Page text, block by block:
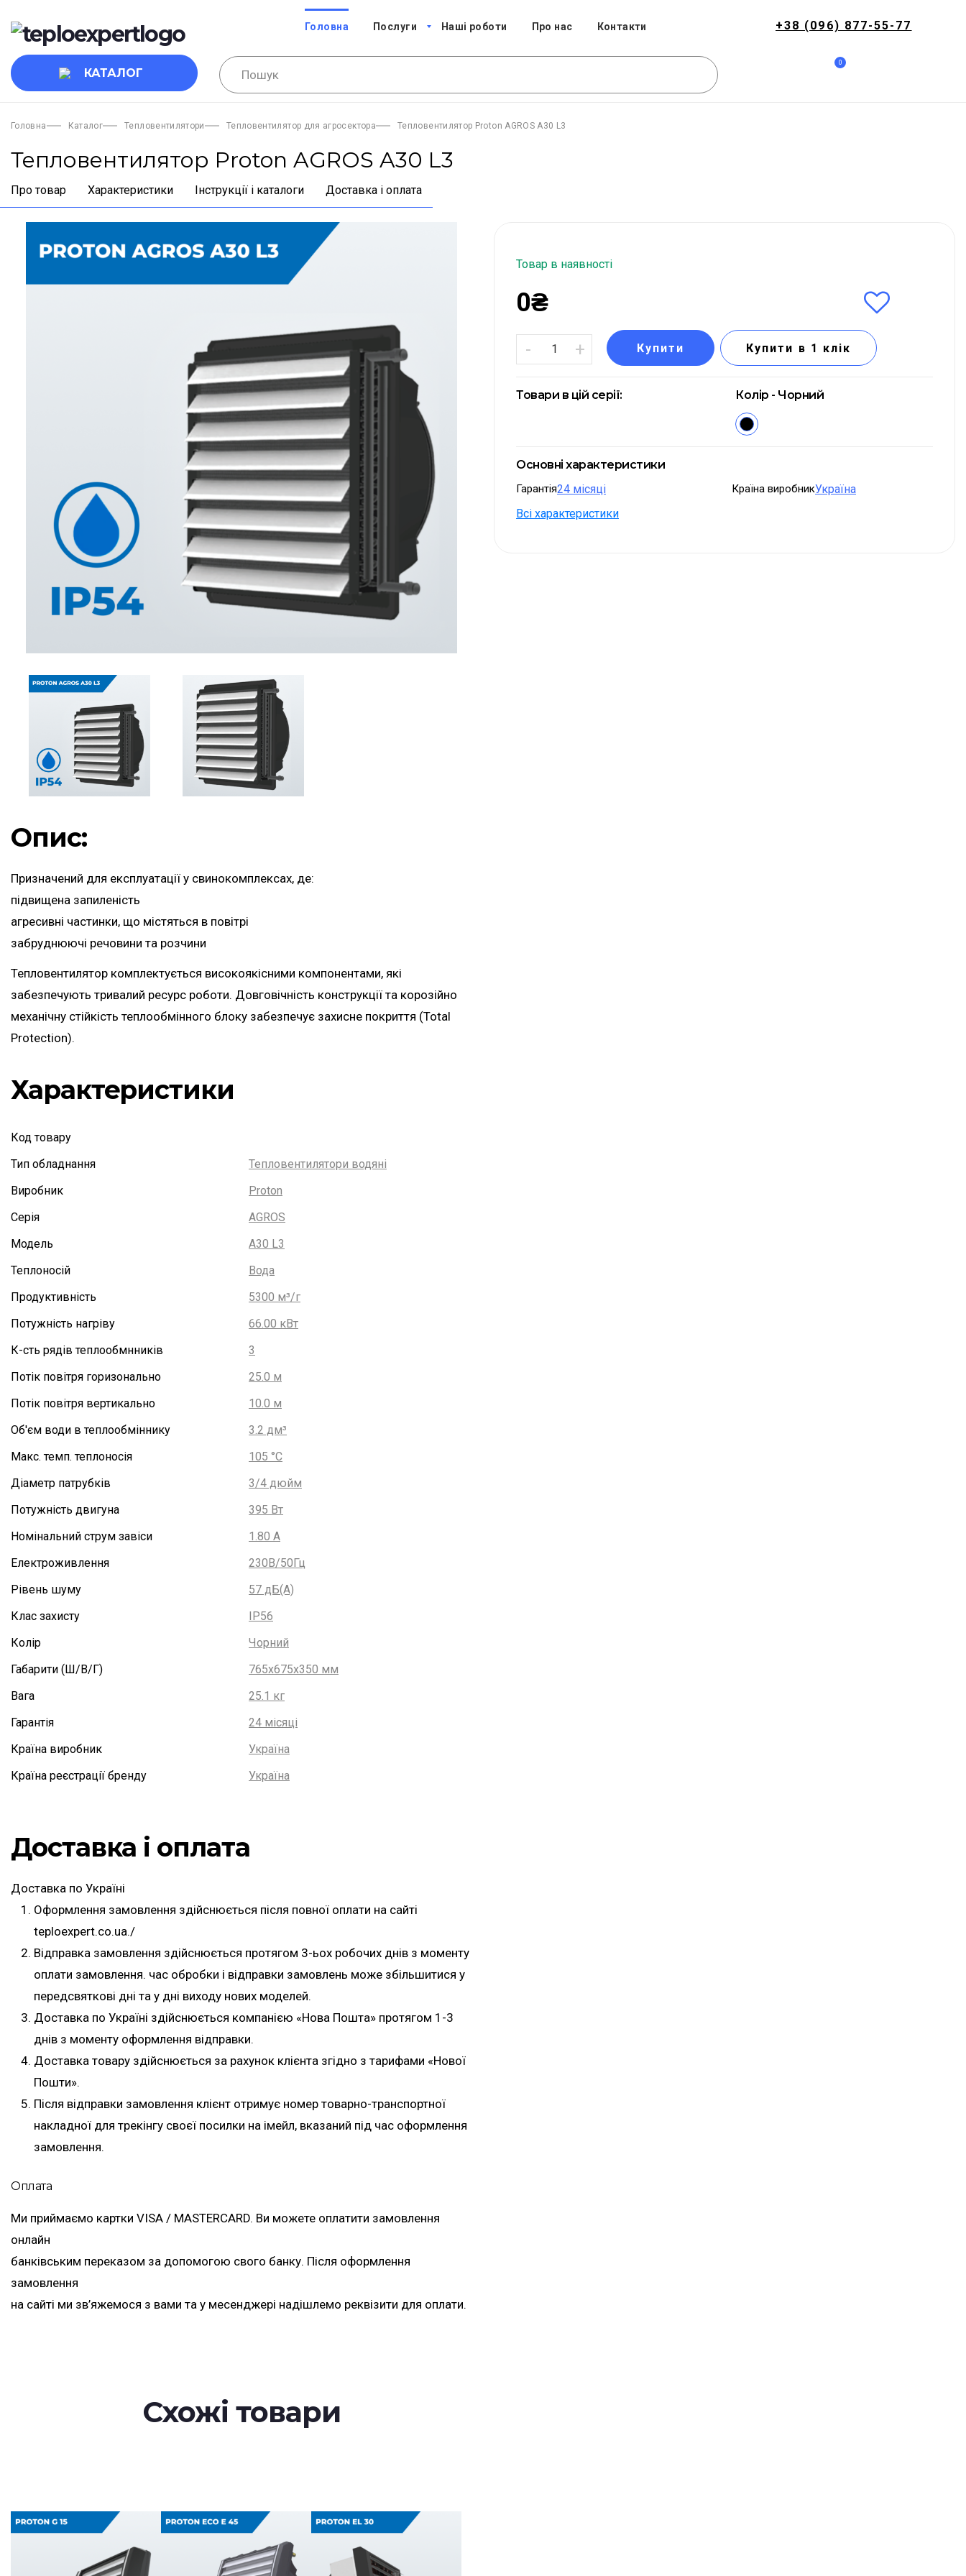
Головна Послуги Наші роботи Про нас Контакти +38 (096) 877-55-77
КАТАЛОГ
0
Головна Каталог Тепловентилятори Тепловентилятор для агросектора Тепловентилятор Proton AGROS A30 L3
Тепловентилятор Proton AGROS A30 L3
Про товар Характеристики Інструкції і каталоги Доставка і оплата
Опис:
Призначений для експлуатації у свинокомплексах, де:
підвищена запиленість
агресивні частинки, що містяться в повітрі
забруднюючі речовини та розчини
Тепловентилятор комплектується високоякісними компонентами, які
забезпечують тривалий ресурс роботи. Довговічність конструкції та корозійно
механічну стійкість теплообмінного блоку забезпечує захисне покриття (Total
Protection).
Характеристики
Код товару
Тип обладнання
Тепловентилятори водяні
Виробник
Proton
Серія
AGROS
Модель
A30 L3
Теплоносій
Вода
Продуктивність
5300 м³/г
Потужність нагріву
66.00 кВт
К-сть рядів теплообмнників
3
Потік повітря горизонально
25.0 м
Потік повітря вертикально
10.0 м
Об'єм води в теплообміннику
3.2 дм³
Макс. темп. теплоносія
105 °С
Діаметр патрубків
3/4 дюйм
Потужність двигуна
395 Вт
Номінальний струм завіси
1.80 А
Електроживлення
230В/50Гц
Рівень шуму
57 дБ(А)
Клас захисту
IP56
Колір
Чорний
Габарити (Ш/В/Г)
765х675х350 мм
Вага
25.1 кг
Гарантія
24 місяці
Країна виробник
Україна
Країна реєстрації бренду
Україна
Доставка і оплата
Доставка по Україні
Оформлення замовлення здійснюється після повної оплати на сайті
teploexpert.co.ua./
Відправка замовлення здійснюється протягом 3-ьох робочих днів з моменту
оплати замовлення. час обробки і відправки замовлень може збільшитися у
передсвяткові дні та у дні виходу нових моделей.
Доставка по Україні здійснюється компанією «Нова Пошта» протягом 1-3
днів з моменту оформлення відправки.
Доставка товару здійснюється за рахунок клієнта згідно з тарифами «Нової
Пошти».
Після відправки замовлення клієнт отримує номер товарно-транспортної
накладної для трекінгу своєї посилки на імейл, вказаний під час оформлення
замовлення.
Оплата
Ми приймаємо картки VISA / MASTERCARD. Ви можете оплатити замовлення
онлайн
банківським переказом за допомогою свого банку. Після оформлення
замовлення
на сайті ми зв’яжемося з вами та у месенджері надішлемо реквізити для оплати.
Схожі товари
Товар в наявності
0₴
- + Купити Купити в 1 клік
Товари в цій серії: Колір - Чорний
Основні характеристики
Гарантія24 місяці Країна виробникУкраїна
Всі характеристики